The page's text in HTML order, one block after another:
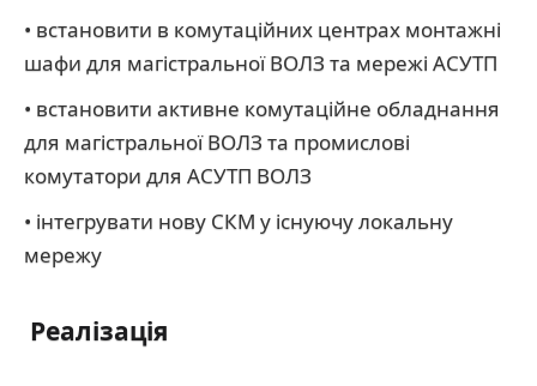
• встановити в комутаційних центрах монтажні
шафи для магістральної ВОЛЗ та мережі АСУТП
• встановити активне комутаційне обладнання
для магістральної ВОЛЗ та промислові
комутатори для АСУТП ВОЛЗ
• інтегрувати нову СКМ у існуючу локальну
мережу
Реалізація